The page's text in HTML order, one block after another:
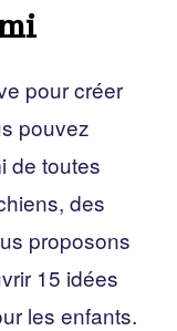
pour créer
pouvez
de toutes
des
proposons
15 idées
les enfants.